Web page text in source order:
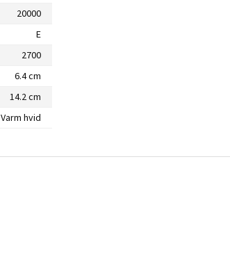
20000
E
2700
6.4 cm
14.2 cm
Varm hvid